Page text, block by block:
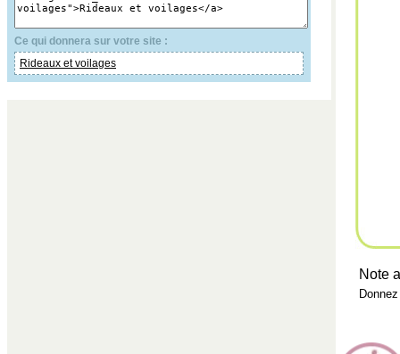
Ce qui donnera sur votre site :
Rideaux et voilages
Note